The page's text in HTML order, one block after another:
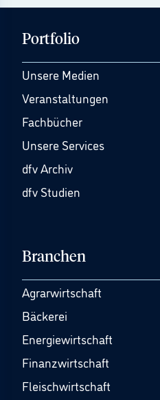
Portfolio
Unsere Medien
Veranstaltungen
Fachbücher
Unsere Services
dfv Archiv
dfv Studien
Branchen
Agrarwirtschaft
Bäckerei
Energiewirtschaft
Finanzwirtschaft
Fleischwirtschaft